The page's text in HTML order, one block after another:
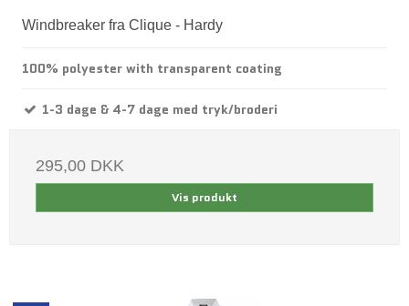
Windbreaker fra Clique - Hardy
100% polyester with transparent coating
1-3 dage & 4-7 dage med tryk/broderi
295,00 DKK
Vis produkt